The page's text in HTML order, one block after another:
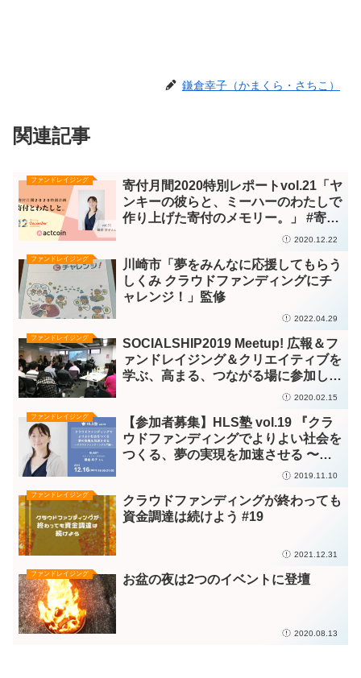
鎌倉幸子（かまくら・さちこ）
関連記事
ファンドレイジング
寄付月間2020特別レポートvol.21「ヤ
ンキーの彼らと、ミーハーのわたしで
作り上げた寄付のメモリー。」 #寄付
2020.12.22
ファンドレイジング
川崎市「夢をみんなに応援してもらう
しくみ クラウドファンディングにチ
ャレンジ！」監修
2022.04.29
ファンドレイジング
SOCIALSHIP2019 Meetup! 広報＆フ
ァンドレイジング＆クリエイティブを
学ぶ、高まる、つながる場に参加しま
2020.02.15
ファンドレイジング
【参加者募集】HLS塾 vol.19 『クラ
ウドファンディングでよりよい社会を
つくる、夢の実現を加速させる 〜ク
ラウドファンディング入門編』＜
2019年12月6日（月）＠青森県弘前市
＞
2019.11.10
ファンドレイジング
クラウドファンディングが終わっても
資金調達は続けよう #19
2021.12.31
ファンドレイジング お盆の夜は2つのイベントに登壇
2020.08.13